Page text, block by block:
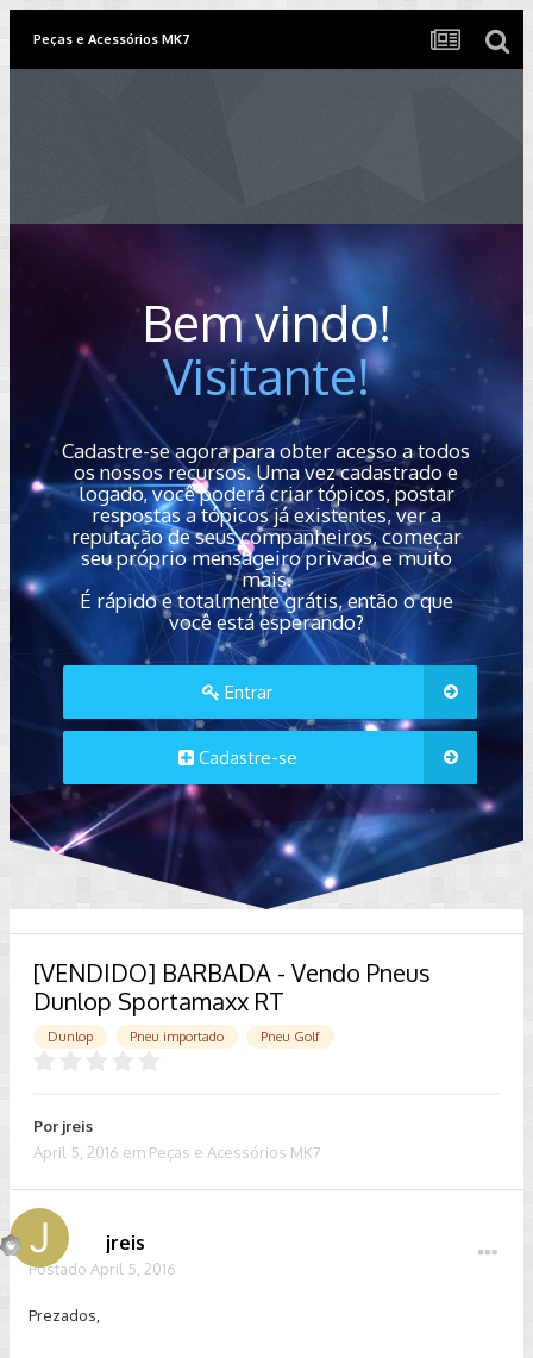
Peças e Acessórios MK7
Bem vindo!
Visitante!
Cadastre-se agora para obter acesso a todos
os nossos recursos. Uma vez cadastrado e
logado, você poderá criar tópicos, postar
respostas a tópicos já existentes, ver a
reputação de seus companheiros, começar
seu próprio mensageiro privado e muito
mais.
É rápido e totalmente grátis, então o que
você está esperando?
Entrar
Cadastre-se
[VENDIDO] BARBADA - Vendo Pneus
Dunlop Sportamaxx RT
Dunlop Pneu importado Pneu Golf
Por jreis
April 5, 2016 em Peças e Acessórios MK7
jreis
Postado April 5, 2016
Prezados,